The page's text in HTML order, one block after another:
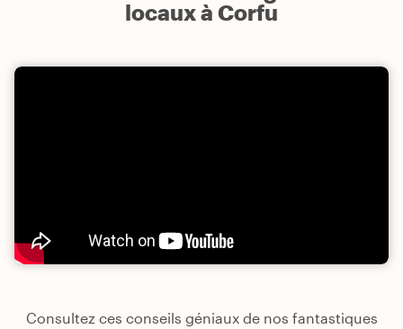
locaux à Corfu
Consultez ces conseils géniaux de nos fantastiques